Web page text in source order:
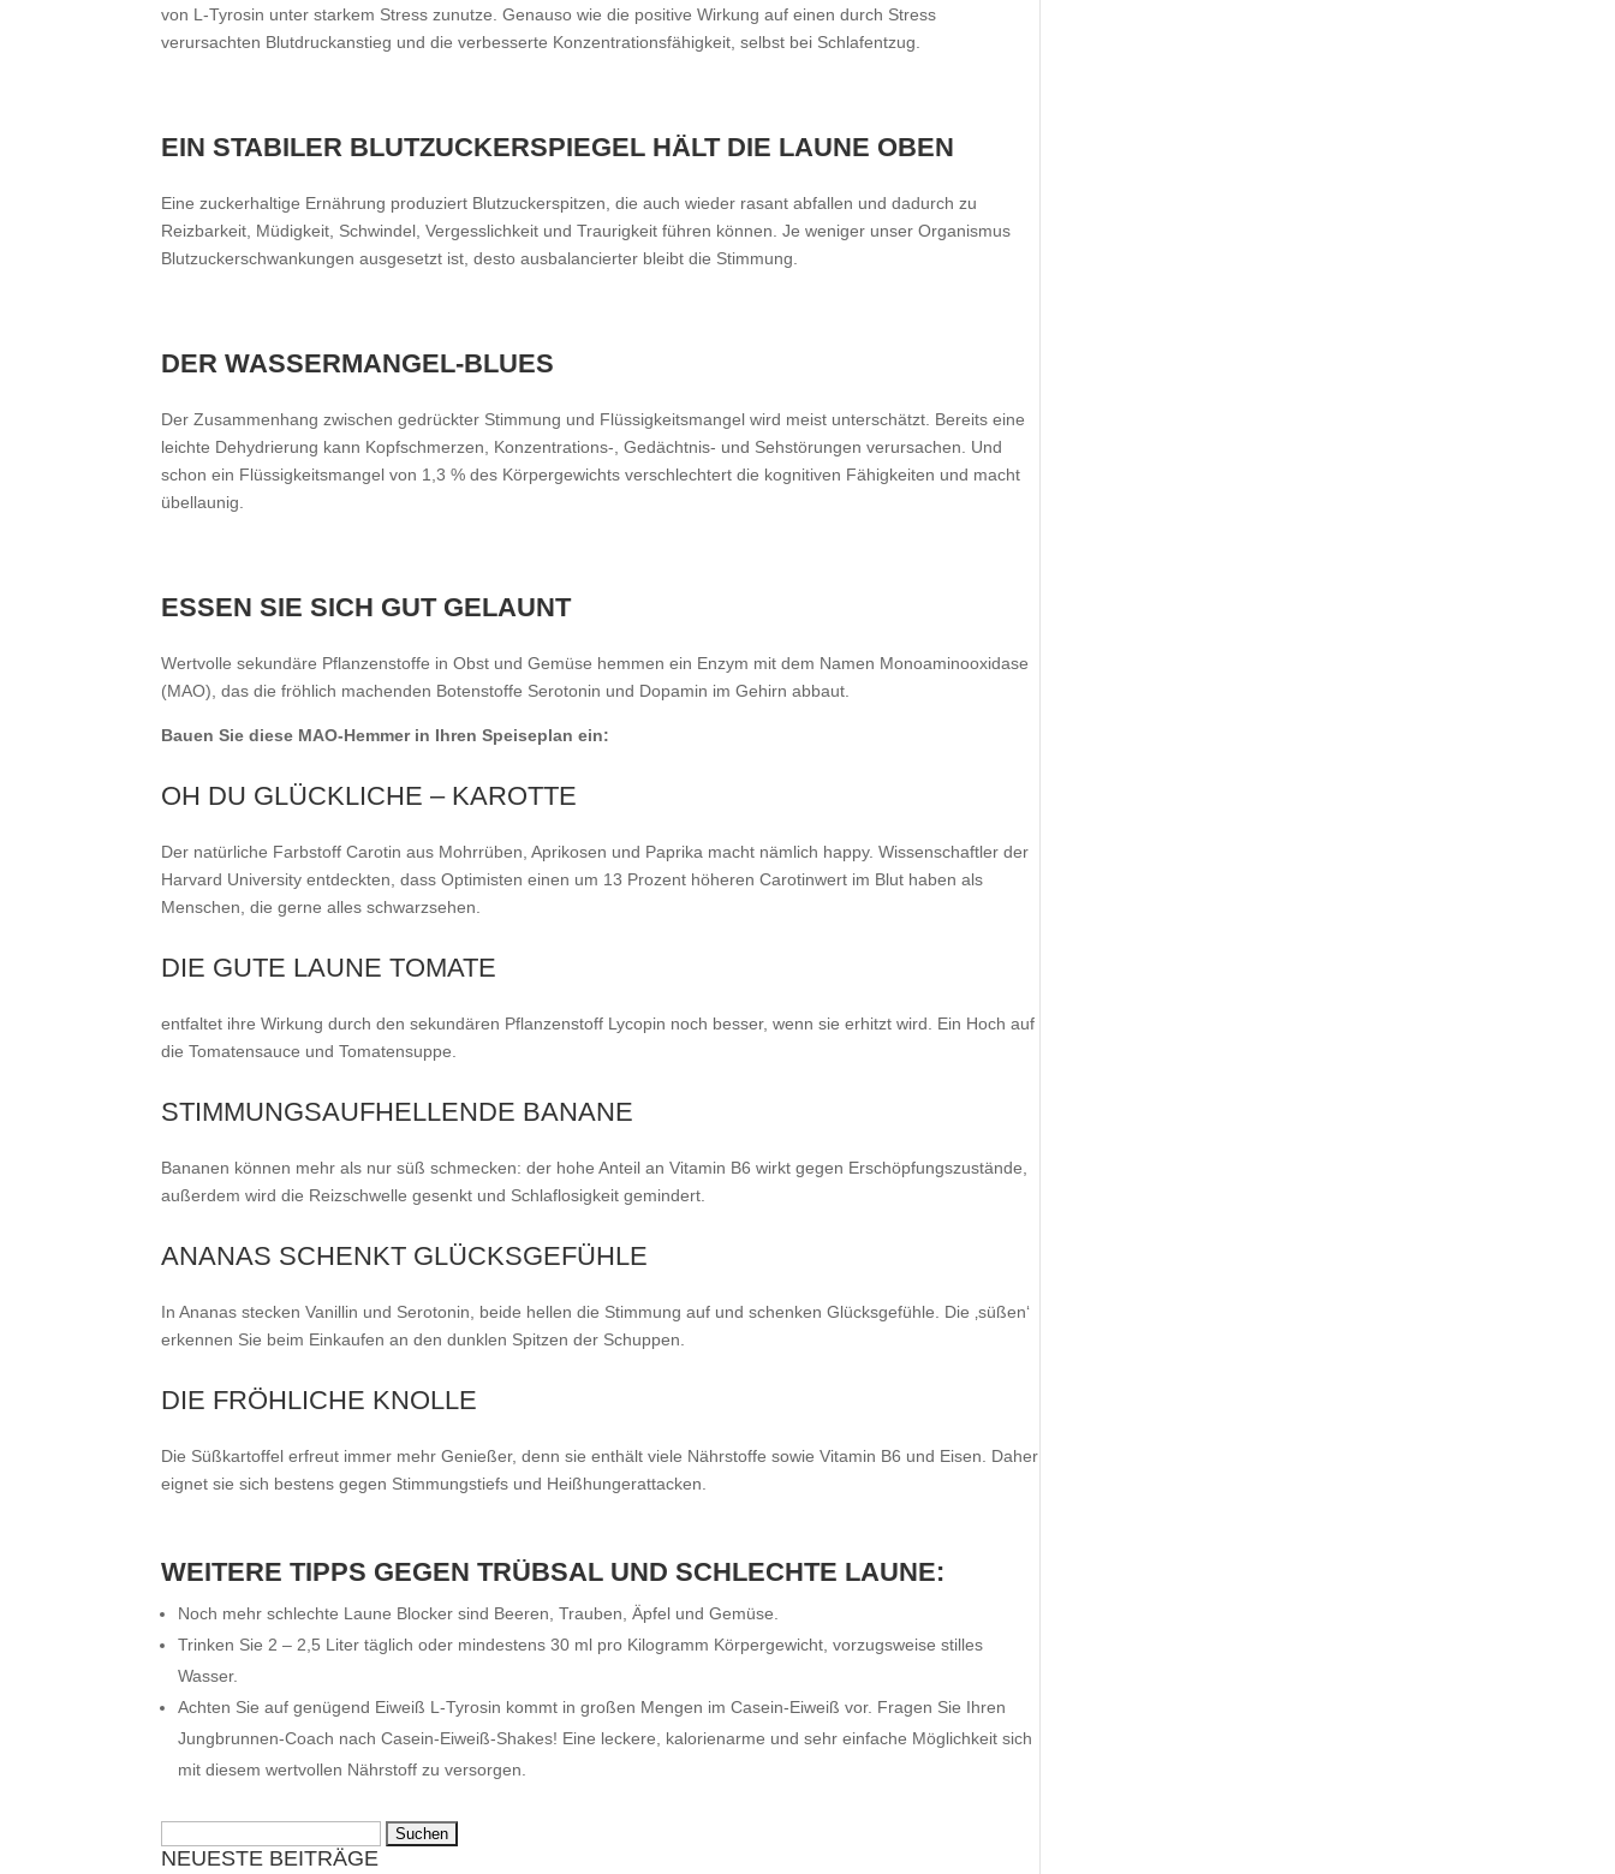
von L-Tyrosin unter starkem Stress zunutze. Genauso wie die positive Wirkung auf einen durch Stress
verursachten Blutdruckanstieg und die verbesserte Konzentrationsfähigkeit, selbst bei Schlafentzug.
EIN STABILER BLUTZUCKERSPIEGEL HÄLT DIE LAUNE OBEN
Eine zuckerhaltige Ernährung produziert Blutzuckerspitzen, die auch wieder rasant abfallen und dadurch zu
Reizbarkeit, Müdigkeit, Schwindel, Vergesslichkeit und Traurigkeit führen können. Je weniger unser Organismus
Blutzuckerschwankungen ausgesetzt ist, desto ausbalancierter bleibt die Stimmung.
DER WASSERMANGEL-BLUES
Der Zusammenhang zwischen gedrückter Stimmung und Flüssigkeitsmangel wird meist unterschätzt. Bereits eine
leichte Dehydrierung kann Kopfschmerzen, Konzentrations-, Gedächtnis- und Sehstörungen verursachen. Und
schon ein Flüssigkeitsmangel von 1,3 % des Körpergewichts verschlechtert die kognitiven Fähigkeiten und macht
übellaunig.
ESSEN SIE SICH GUT GELAUNT
Wertvolle sekundäre Pflanzenstoffe in Obst und Gemüse hemmen ein Enzym mit dem Namen Monoaminooxidase
(MAO), das die fröhlich machenden Botenstoffe Serotonin und Dopamin im Gehirn abbaut.
Bauen Sie diese MAO-Hemmer in Ihren Speiseplan ein:
OH DU GLÜCKLICHE – KAROTTE
Der natürliche Farbstoff Carotin aus Mohrrüben, Aprikosen und Paprika macht nämlich happy. Wissenschaftler der
Harvard University entdeckten, dass Optimisten einen um 13 Prozent höheren Carotinwert im Blut haben als
Menschen, die gerne alles schwarzsehen.
DIE GUTE LAUNE TOMATE
entfaltet ihre Wirkung durch den sekundären Pflanzenstoff Lycopin noch besser, wenn sie erhitzt wird. Ein Hoch auf
die Tomatensauce und Tomatensuppe.
STIMMUNGSAUFHELLENDE BANANE
Bananen können mehr als nur süß schmecken: der hohe Anteil an Vitamin B6 wirkt gegen Erschöpfungszustände,
außerdem wird die Reizschwelle gesenkt und Schlaflosigkeit gemindert.
ANANAS SCHENKT GLÜCKSGEFÜHLE
In Ananas stecken Vanillin und Serotonin, beide hellen die Stimmung auf und schenken Glücksgefühle. Die ‚süßen‘
erkennen Sie beim Einkaufen an den dunklen Spitzen der Schuppen.
DIE FRÖHLICHE KNOLLE
Die Süßkartoffel erfreut immer mehr Genießer, denn sie enthält viele Nährstoffe sowie Vitamin B6 und Eisen. Daher
eignet sie sich bestens gegen Stimmungstiefs und Heißhungerattacken.
WEITERE TIPPS GEGEN TRÜBSAL UND SCHLECHTE LAUNE:
Noch mehr schlechte Laune Blocker sind Beeren, Trauben, Äpfel und Gemüse.
Trinken Sie 2 – 2,5 Liter täglich oder mindestens 30 ml pro Kilogramm Körpergewicht, vorzugsweise stilles
Wasser.
Achten Sie auf genügend Eiweiß L-Tyrosin kommt in großen Mengen im Casein-Eiweiß vor. Fragen Sie Ihren
Jungbrunnen-Coach nach Casein-Eiweiß-Shakes! Eine leckere, kalorienarme und sehr einfache Möglichkeit sich
mit diesem wertvollen Nährstoff zu versorgen.
nach:
NEUESTE BEITRÄGE